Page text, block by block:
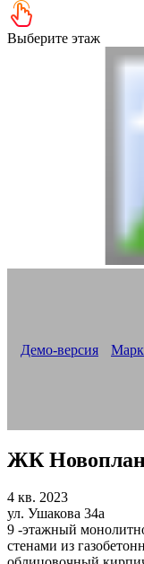
Выберите этаж
Демо-версия
ЖК
4 кв. 2023
ул. Ушакова 34а
9 -этажный
стенами из